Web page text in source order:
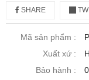
SHARE
Mã sản phẩm :
Xuất xứ :
Bảo hành :